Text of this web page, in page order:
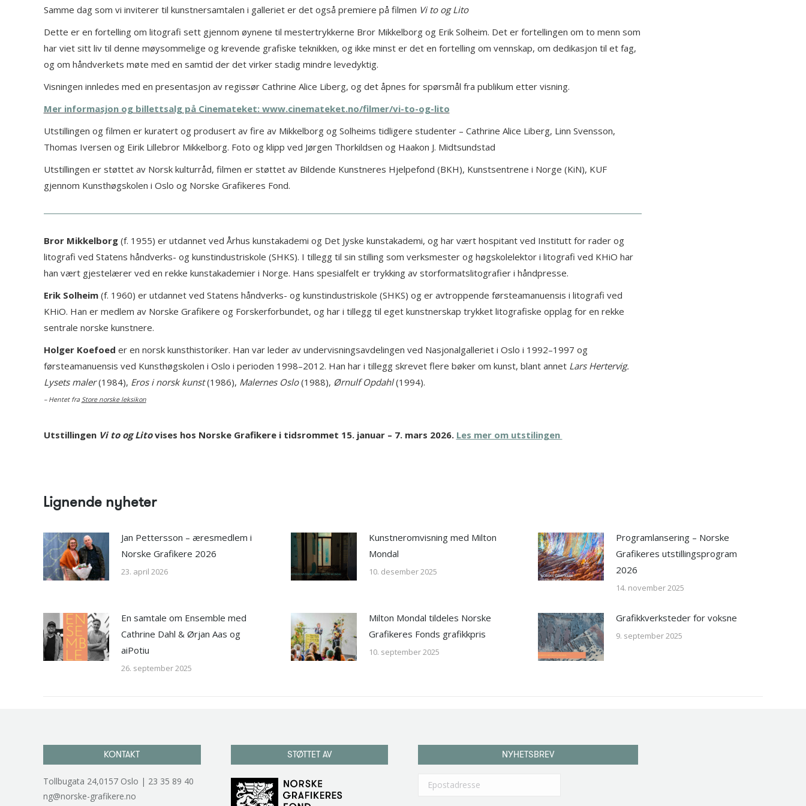
Samme dag som vi inviterer til kunstnersamtalen i galleriet er det også premiere på filmen Vi to og Lito
Dette er en fortelling om litografi sett gjennom øynene til mestertrykkerne Bror Mikkelborg og Erik Solheim. Det er fortellingen om to menn som
har viet sitt liv til denne møysommelige og krevende grafiske teknikken, og ikke minst er det en fortelling om vennskap, om dedikasjon til et fag,
og om håndverkets møte med en samtid der det virker stadig mindre levedyktig.
Visningen innledes med en presentasjon av regissør Cathrine Alice Liberg, og det åpnes for spørsmål fra publikum etter visning.
Mer informasjon og billettsalg på Cinemateket: www.cinemateket.no/filmer/vi-to-og-lito
Utstillingen og filmen er kuratert og produsert av fire av Mikkelborg og Solheims tidligere studenter – Cathrine Alice Liberg, Linn Svensson,
Thomas Iversen og Eirik Lillebror Mikkelborg. Foto og klipp ved Jørgen Thorkildsen og Haakon J. Midtsundstad
Utstillingen er støttet av Norsk kulturråd, filmen er støttet av Bildende Kunstneres Hjelpefond (BKH), Kunstsentrene i Norge (KiN), KUF
gjennom Kunsthøgskolen i Oslo og Norske Grafikeres Fond.
Bror Mikkelborg(f. 1955) er utdannet ved Århus kunstakademi og Det Jyske kunstakademi, og har vært hospitant ved Institutt for rader og
litografi ved Statens håndverks- og kunstindustriskole (SHKS). I tillegg til sin stilling som verksmester og høgskolelektor i litografi ved KHiO har
han vært gjestelærer ved en rekke kunstakademier i Norge. Hans spesialfelt er trykking av storformatslitografier i håndpresse.
Erik Solheim(f. 1960) er utdannet ved Statens håndverks- og kunstindustriskole (SHKS) og er avtroppende førsteamanuensis i litografi ved
KHiO. Han er medlem av Norske Grafikere og Forskerforbundet, og har i tillegg til eget kunstnerskap trykket litografiske opplag for en rekke
sentrale norske kunstnere.
Holger Koefoed er en norsk kunsthistoriker. Han var leder av undervisningsavdelingen ved Nasjonalgalleriet i Oslo i 1992–1997 og
førsteamanuensis ved Kunsthøgskolen i Oslo i perioden 1998–2012. Han har i tillegg skrevet flere bøker om kunst, blant annet Lars Hertervig.
Lysets maler(1984), Eros i norsk kunst(1986), Malernes Oslo(1988), Ørnulf Opdahl(1994).
– Hentet fra Store norske leksikon
Utstillingen Vi to og Litovises hos Norske Grafikere i tidsrommet 15. januar – 7. mars 2026. Les mer om utstilingen
Lignende nyheter
Jan Pettersson – æresmedlem i
Norske Grafikere 2026
23. april 2026
Kunstneromvisning med Milton
Mondal
10. desember 2025
Programlansering – Norske
Grafikeres utstillingsprogram
2026
14. november 2025
En samtale om Ensemble med
Cathrine Dahl & Ørjan Aas og
aiPotiu
26. september 2025
Milton Mondal tildeles Norske
Grafikeres Fonds grafikkpris
10. september 2025
Grafikkverksteder for voksne
9. september 2025
KONTAKT
Tollbugata 24,0157 Oslo | 23 35 89 40
ng@norske-grafikere.no
STØTTET AV NYHETSBREV